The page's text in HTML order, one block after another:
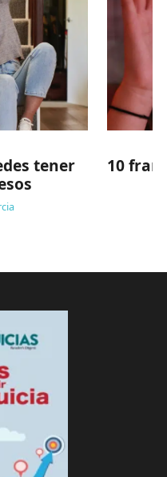
tener
10